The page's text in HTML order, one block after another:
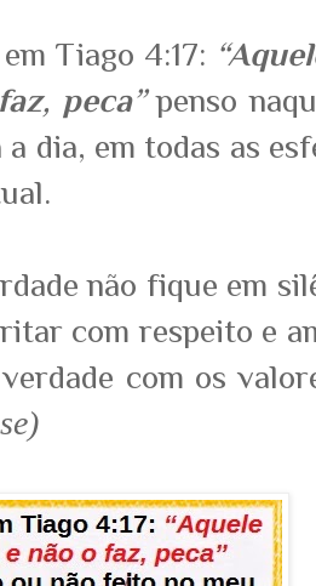
Tiago 4:17:
peca”penso
dia, em todas as
não fique em
com respeito e
com os